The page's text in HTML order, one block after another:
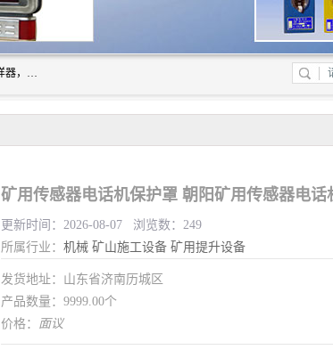
山东振达工矿设备有限公司是集科研开发、生产加工、电子商务为一体的技术型企业,公司主营:气体自动负压采样器，矿灯,光干涉甲烷测定器及其校验仪,甲烷报警仪及其校验装置,甲烷传感器校验装置,粉尘校验装置,煤尘爆炸校验装置,高压水表,三点测径规,圆型规,钢规磨耗仪,第四种检查器,内距尺,轮径尺,样板等铁路配件仪表,矿用设备等产品.
更新时间：2026-08-07 浏览数：249
所属行业： 机械 矿山施工设备 矿用提升设备
发货地址：山东省济南历城区
产品数量：9999.00个
价格： 面议